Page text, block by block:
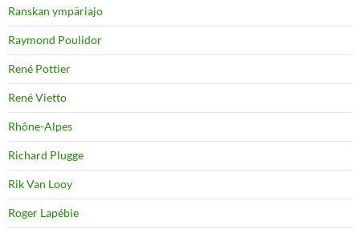
Ranskan ympäriajo
Raymond Poulidor
René Pottier
René Vietto
Rhône-Alpes
Richard Plugge
Rik Van Looy
Roger Lapébie